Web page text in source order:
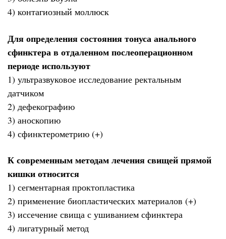
4) контагиозный моллюск
Для определения состояния тонуса анального
сфинктера в отдаленном послеоперационном
периоде используют
1) ультразвуковое исследование ректальным
датчиком
2) дефекографию
3) аноскопию
4) сфинктерометрию (+)
К современным методам лечения свищей прямой
кишки относится
1) сегментарная проктопластика
2) применение биопластических материалов (+)
3) иссечение свища с ушиванием сфинктера
4) лигатурный метод